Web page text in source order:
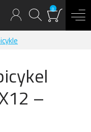
0
–